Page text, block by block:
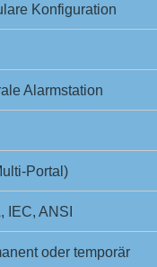
Konfiguration
Alarmstation
Portal)
IEC, ANSI
oder temporär